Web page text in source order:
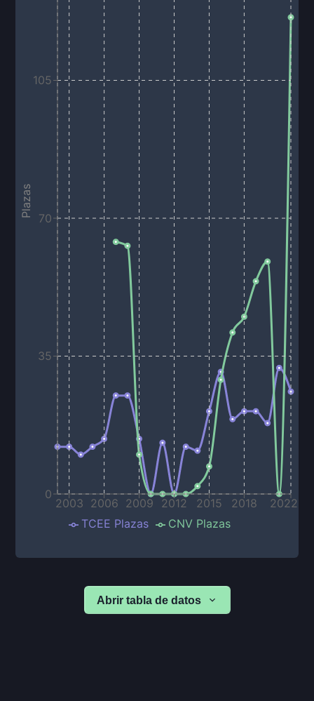
2003 2006 2009 2012 2015 2018 2022
0
35
70
105
Plazas
TCEE Plazas CNV Plazas
Abrir tabla de datos